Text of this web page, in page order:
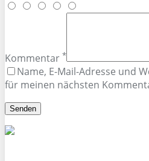
Kommentar *
Name, E-Mail-Adresse und
für meinen nächsten